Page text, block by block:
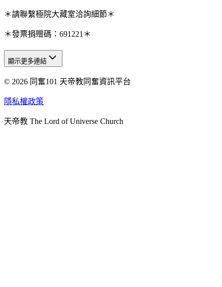
＊請聯繫極院大藏室洽詢細節＊
＊發票捐贈碼：691221＊
天人研究總院
天人研究學院
天人炁功院
顯示更多連結
© 2026 同奮101 天帝教同奮資訊平台
隱私權政策
天帝教 The Lord of Universe Church